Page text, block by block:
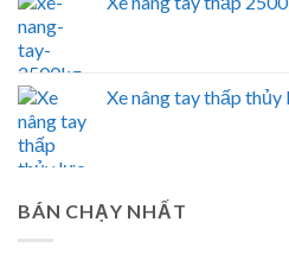
Xe nâng tay thấp
BÁN CHẠY NHẤT